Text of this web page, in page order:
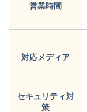
営業時間
対応メディア
セキュリティ対
策